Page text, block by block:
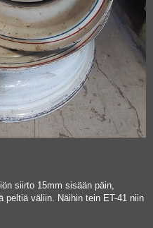
siirto 15mm sisään päin,
peltiä väliin. Näihin tein ET-41 niin